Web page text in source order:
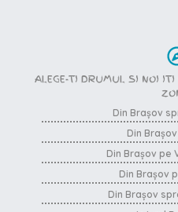
ALEGE-TI DRUMUL SI NOI ITI
Din Brașov
Din
Din Brașov pe
Din Brașov
Din Brașov